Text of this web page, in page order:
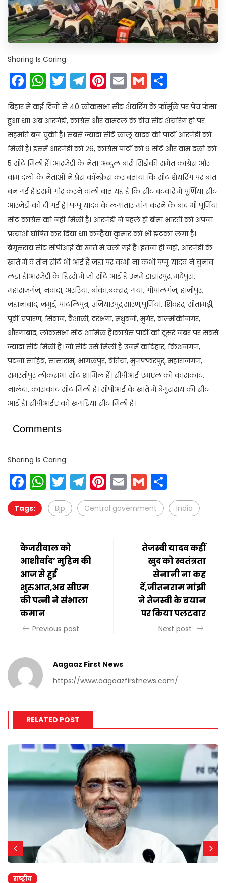
Sharing Is Caring:
Facebook
WhatsApp
Twitter
Telegram
Pinterest
EmailGmail
बिहार में कई दिनों से 40 लोकसभा सीट शेयरिंग के फॉर्मूले पर पेंच फंसा
हुआ था। अब आरजेडी, कांग्रेस और वामदल के बीच सीट शेयरिंग हो पर
सहमति बन चुकी है। सबसे ज्यादा सीटें लालू यादव की पार्टी आरजेडी को
मिली हैं। इसमें आरजेडी को 26, कांग्रेस पार्टी को 9 सीटें और वाम दलों को
5 सीटें मिली हैं। आरजेडी के नेता अब्दुल बारी सिद्दीकी समेत कांग्रेस और
वाम दलों के नेताओं ने प्रेस कॉन्फ्रेंस कर बताया कि सीट शेयरिंग पर बात
बन गई है।इसमें गौर करने वाली बात यह है कि सीट बंटवारे में पूर्णिया सीट
आरजेडी को दी गई है। पप्पू यादव के लगातार मांग करने के बाद भी पूर्णिया
सीट कांग्रेस को नहीं मिली है। आरजेडी ने पहले ही बीमा भारती को अपना
प्रत्याशी घोषित कर दिया था। कन्हैया कुमार को भी झटका लगा है।
बेगूसराय सीट सीपीआई के खाते में चली गई है। इतना ही नही, आरजेडी के
खाते में वे तीन सीटें भी आई हैं जहां पर कभी ना कभी पप्पू यादव ने चुनाव
लड़ा है।आरजेडी के हिस्से में जो सीटें आई हैं उनमें झंझारपुर, मधेपुरा,
महाराजगंज, नवादा, अररिया, बांका,बक्सर, गया, गोपालगंज, हाजीपुर,
जहानाबाद, जमुई, पाटलिपुत्र, उजियारपुर,सारण,पूर्णिया, शिवहर, सीतामढ़ी,
पूर्वी चंपारण, सिवान, वैशाली, दरभंगा, मधुबनी, मुंगेर, वाल्मीकीनगर,
औरंगाबाद, लोकसभा सीट शामिल हैं।कांग्रेस पार्टी को दूसरे नंबर पर सबसे
ज्यादा सीटें मिली हैं। जो सीटें उसे मिली हैं उनमें कटिहार, किशनगंज,
पटना साहिब, सासाराम, भागलपुर, बेतिया, मुजफ्फरपुर, महाराजगंज,
समस्तीपुर लोकसभा सीट शामिल हैं। सीपीआई एमएल को काराकाट,
नालंदा, काराकाट सीट मिली है। सीपीआई के खाते में बेगूसराय की सीट
आई है। सीपीआईए को खगड़िया सीट मिली है।
Comments
Sharing Is Caring:
Facebook
WhatsApp
Twitter
Telegram
Pinterest
EmailGmail
Tags: Bjp Central government India
केजरीवाल को
आशीर्वाद’ मुहिम की
आज से हुई
शुरुआत,अब सीएम
की पत्नी ने संभाला
कमान
Previous post
तेजस्वी यादव कहीं
खुद को स्वतंत्रता
सेनानी ना कह
दें,जीतनराम मांझी
ने तेजस्वी के बयान
पर किया पलटवार
Next post
Aagaaz First News
https://www.aagaazfirstnews.com/
RELATED POST
राष्ट्रीय